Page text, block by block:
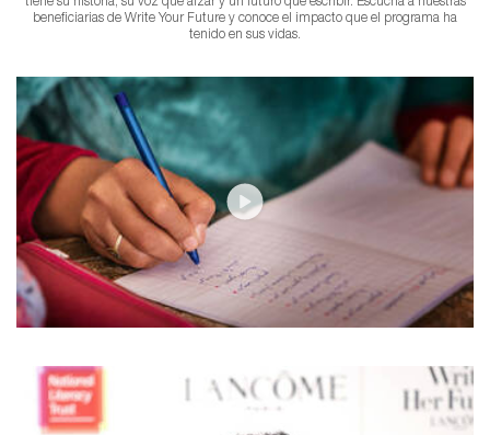
beneficiarias de Write Your Future y conoce el impacto que el programa ha
tenido en sus vidas.